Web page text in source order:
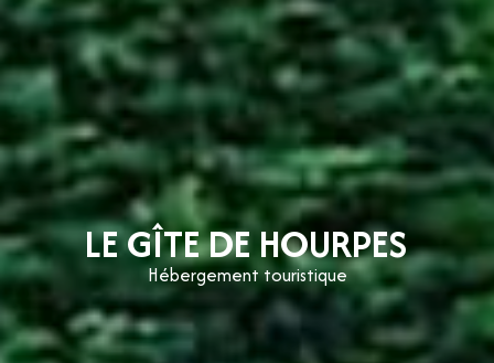
LE GÎTE DE HOURPES
Hébergement touristique